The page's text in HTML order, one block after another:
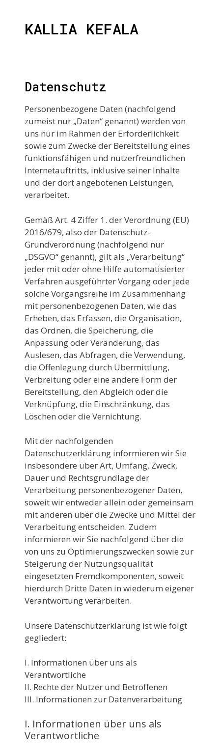
KALLIA KEFALA
Datenschutz
Personenbezogene Daten (nachfolgend
zumeist nur „Daten“ genannt) werden von
uns nur im Rahmen der Erforderlichkeit
sowie zum Zwecke der Bereitstellung eines
funktionsfähigen und nutzerfreundlichen
Internetauftritts, inklusive seiner Inhalte
und der dort angebotenen Leistungen,
verarbeitet.
Gemäß Art. 4 Ziffer 1. der Verordnung (EU)
2016/679, also der Datenschutz-
Grundverordnung (nachfolgend nur
„DSGVO“ genannt), gilt als „Verarbeitung“
jeder mit oder ohne Hilfe automatisierter
Verfahren ausgeführter Vorgang oder jede
solche Vorgangsreihe im Zusammenhang
mit personenbezogenen Daten, wie das
Erheben, das Erfassen, die Organisation,
das Ordnen, die Speicherung, die
Anpassung oder Veränderung, das
Auslesen, das Abfragen, die Verwendung,
die Offenlegung durch Übermittlung,
Verbreitung oder eine andere Form der
Bereitstellung, den Abgleich oder die
Verknüpfung, die Einschränkung, das
Löschen oder die Vernichtung.
Mit der nachfolgenden
Datenschutzerklärung informieren wir Sie
insbesondere über Art, Umfang, Zweck,
Dauer und Rechtsgrundlage der
Verarbeitung personenbezogener Daten,
soweit wir entweder allein oder gemeinsam
mit anderen über die Zwecke und Mittel der
Verarbeitung entscheiden. Zudem
informieren wir Sie nachfolgend über die
von uns zu Optimierungszwecken sowie zur
Steigerung der Nutzungsqualität
eingesetzten Fremdkomponenten, soweit
hierdurch Dritte Daten in wiederum eigener
Verantwortung verarbeiten.
Unsere Datenschutzerklärung ist wie folgt
gegliedert:
I. Informationen über uns als
Verantwortliche
II. Rechte der Nutzer und Betroffenen
III. Informationen zur Datenverarbeitung
I. Informationen über uns als
Verantwortliche